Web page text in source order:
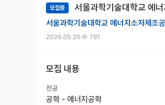
모집중 서울과학기술대학교 에
서울과학기술대학교 에너지소자제조
2026.05.20 781
모집 내용
전공
공학 - 에너지공학